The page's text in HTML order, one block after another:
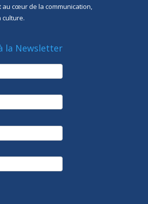
cœur de la communication,
culture.
la Newsletter